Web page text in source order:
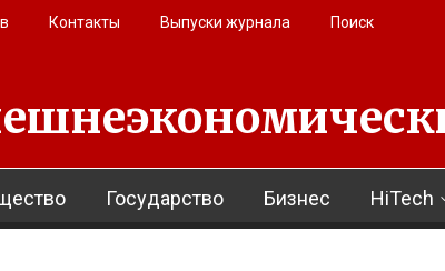
Контакты Выпуски журнала Поиск
Государство Бизнес HiTech